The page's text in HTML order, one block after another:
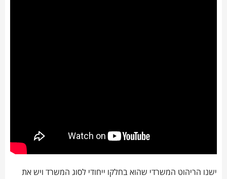
ישנו הריהוט המשרדי שהוא בחלקו ייחודי לסוג המשרד ויש את